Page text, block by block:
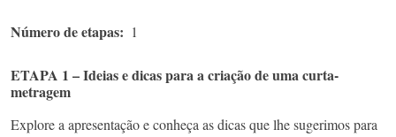
Número de etapas 1
ETAPA 1 – Ideias e dicas para a criação de uma curta-
metragem
Explore a apresentação e conheça as dicas que lhe sugerimos para